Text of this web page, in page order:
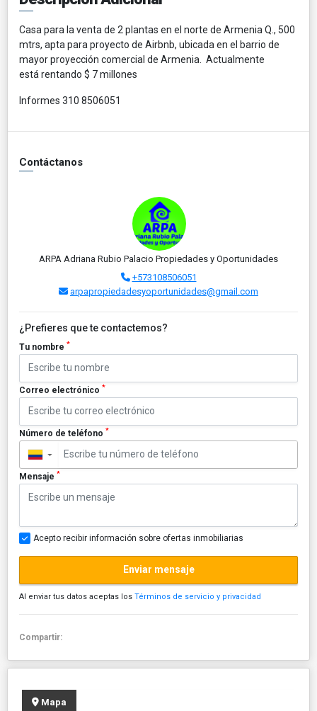
Casa para la venta de 2 plantas en el norte de Armenia Q., 500
mtrs, apta para proyecto de Airbnb, ubicada en el barrio de
mayor proyección comercial de Armenia. Actualmente
está rentando $ 7 millones
Informes 310 8506051
Contáctanos
ARPA Adriana Rubio Palacio Propiedades y Oportunidades
+573108506051
arpapropiedadesyoportunidades@gmail.com
¿Prefieres que te contactemos?
Tu nombre *
Correo electrónico *
Número de teléfono *
▼
Mensaje *
Acepto recibir información sobre ofertas inmobiliarias
Enviar mensaje
Al enviar tus datos aceptas los Términos de servicio y privacidad
Compartir:
Mapa